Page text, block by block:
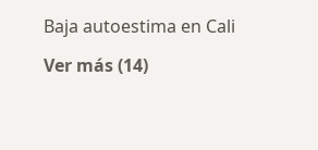
Baja autoestima en Cali
Ver más (14)